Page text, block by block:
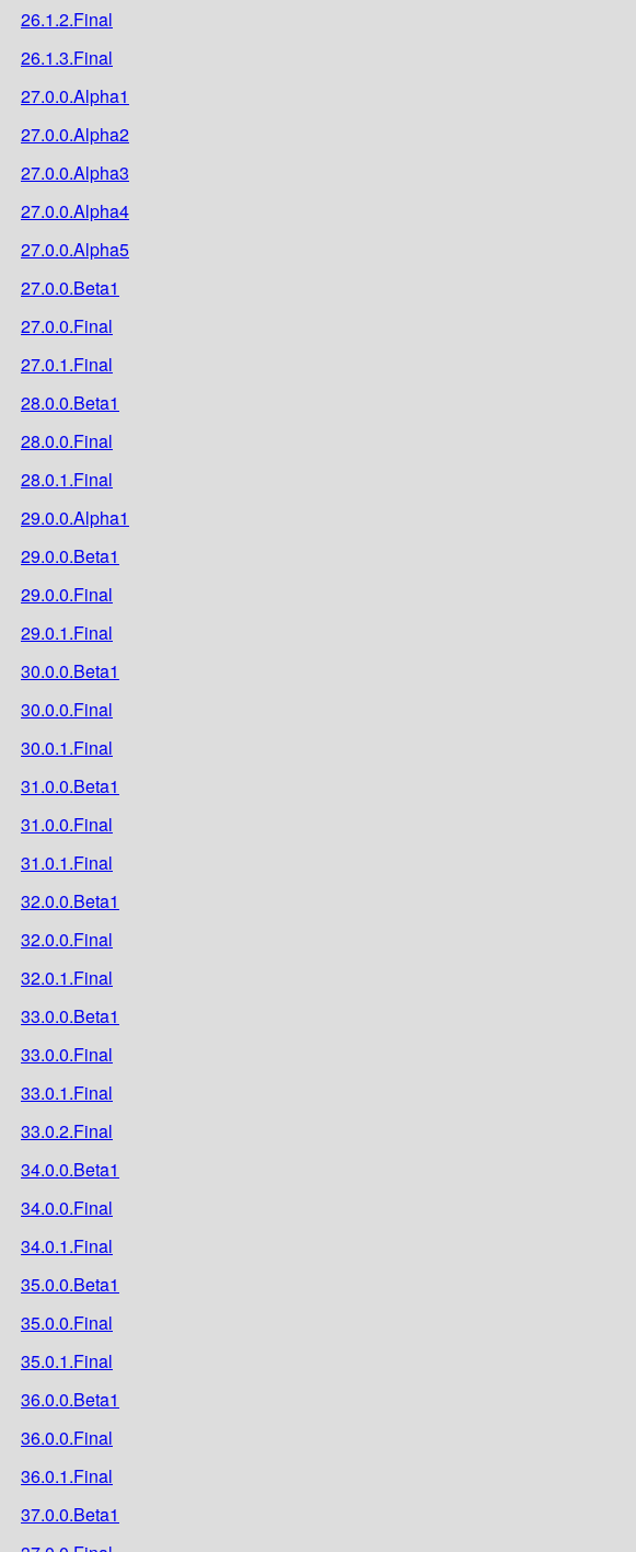
26.1.2.Final
26.1.3.Final
27.0.0.Alpha1
27.0.0.Alpha2
27.0.0.Alpha3
27.0.0.Alpha4
27.0.0.Alpha5
27.0.0.Beta1
27.0.0.Final
27.0.1.Final
28.0.0.Beta1
28.0.0.Final
28.0.1.Final
29.0.0.Alpha1
29.0.0.Beta1
29.0.0.Final
29.0.1.Final
30.0.0.Beta1
30.0.0.Final
30.0.1.Final
31.0.0.Beta1
31.0.0.Final
31.0.1.Final
32.0.0.Beta1
32.0.0.Final
32.0.1.Final
33.0.0.Beta1
33.0.0.Final
33.0.1.Final
33.0.2.Final
34.0.0.Beta1
34.0.0.Final
34.0.1.Final
35.0.0.Beta1
35.0.0.Final
35.0.1.Final
36.0.0.Beta1
36.0.0.Final
36.0.1.Final
37.0.0.Beta1